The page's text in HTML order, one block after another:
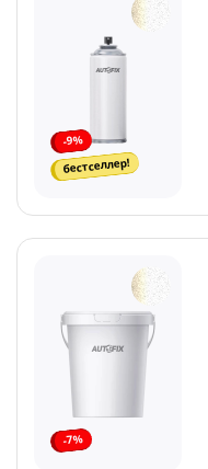
-9%
бестселлер!
-7%